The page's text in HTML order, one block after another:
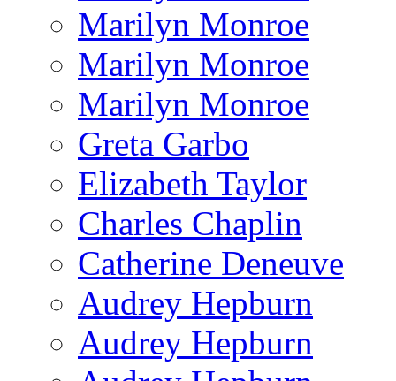
Marilyn Monroe
Marilyn Monroe
Marilyn Monroe
Greta Garbo
Elizabeth Taylor
Charles Chaplin
Catherine Deneuve
Audrey Hepburn
Audrey Hepburn